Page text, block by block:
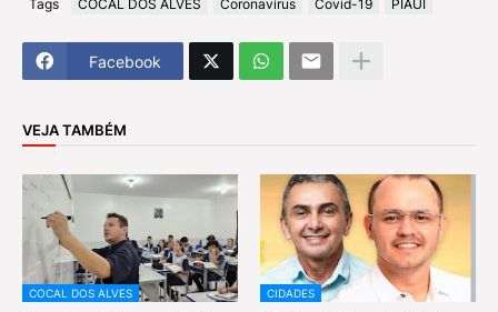
Tags COCAL DOS ALVES Coronavírus Covid-19 PIAUÍ
Facebook
VEJA TAMBÉM
COCAL DOS ALVES CIDADES